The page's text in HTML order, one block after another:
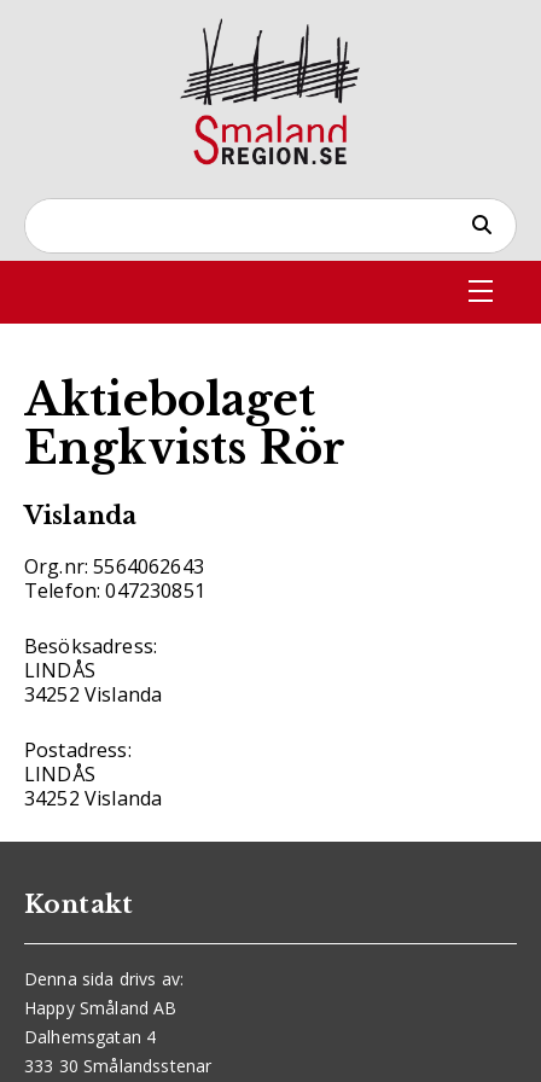
Aktiebolaget
Engkvists Rör
Vislanda
Org.nr: 5564062643
Telefon: 047230851
Besöksadress:
LINDÅS
34252 Vislanda
Postadress:
LINDÅS
34252 Vislanda
Kontakt
Denna sida drivs av:
Happy Småland AB
Dalhemsgatan 4
333 30 Smålandsstenar